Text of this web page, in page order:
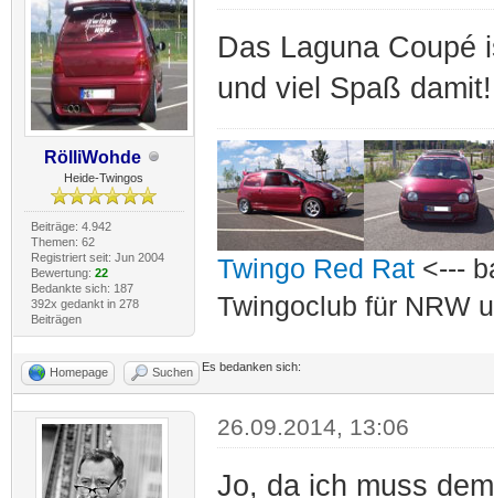
RölliWohde
Heide-Twingos
Beiträge: 4.942
Themen: 62
Registriert seit: Jun 2004
Bewertung: 22
Bedankte sich: 187
392x gedankt in 278
Beiträgen
Das Laguna Coupé
und viel Spaß damit!
Twingo Red Rat<---
Twingoclub für NRW
Homepage Suchen Es bedanken sich:
26.09.2014, 13:06
Jo, da ich muss